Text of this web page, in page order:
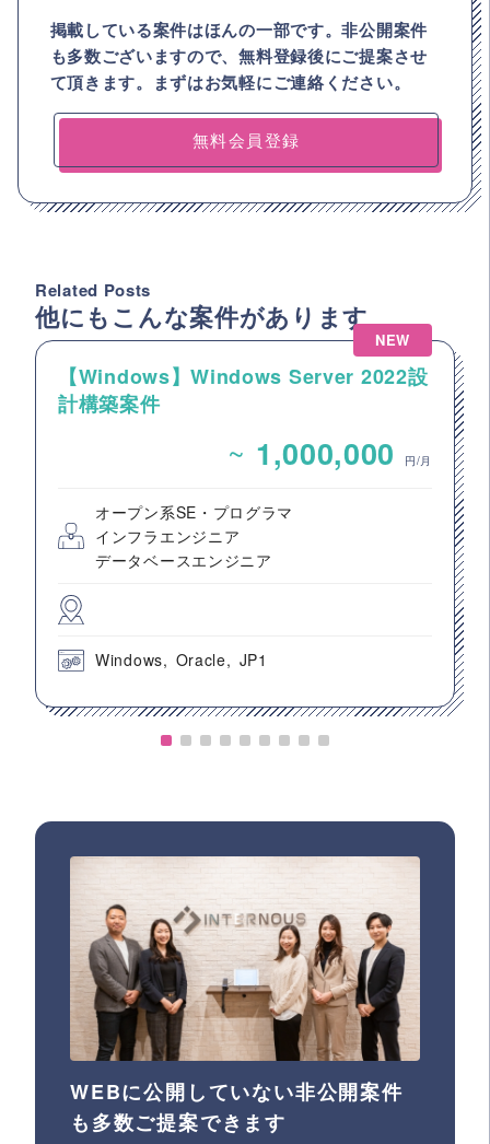
掲載している案件はほんの一部です。非公開案件
も多数ございますので、無料登録後にご提案させ
て頂きます。まずはお気軽にご連絡ください。
無料会員登録
Related Posts
他にもこんな案件があります
NEW
【Windows】Windows Server 2022設
計構築案件
~ 1,000,000 円/月
オープン系SE・プログラマ
インフラエンジニア
データベースエンジニア
Windows Oracle JP1
WEBに公開していない非公開案件
も多数ご提案できます